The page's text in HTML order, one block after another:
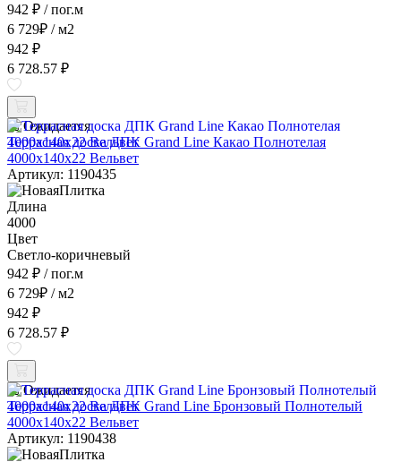
942 ₽ / пог.м
6 729₽ / м2
942 ₽
6 728.57 ₽
Ожидается
Террасная доска ДПК Grand Line Какао Полнотелая
4000x140x22 Вельвет
Артикул: 1190435
Длина
4000
Цвет
Светло-коричневый
942 ₽ / пог.м
6 729₽ / м2
942 ₽
6 728.57 ₽
Ожидается
Террасная доска ДПК Grand Line Бронзовый Полнотелый
4000x140x22 Вельвет
Артикул: 1190438